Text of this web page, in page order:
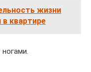
жизни
квартире